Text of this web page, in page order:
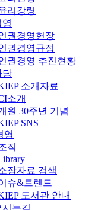
리강령
권경영헌장
권경영규정
권경영 추진현황
당
소개자료
소개
원 30주년 기념
SNS
영
직
장자료 검색
슈&트렌드
도서관 안내
는길